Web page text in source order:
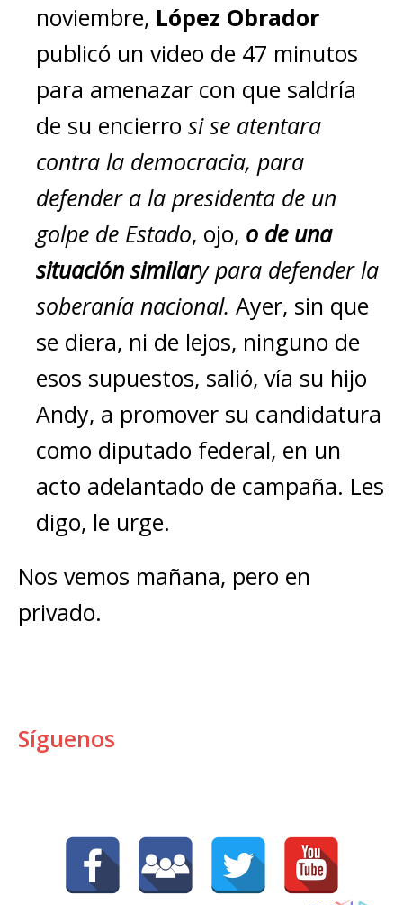
noviembre, López Obrador
publicó un video de 47 minutos
para amenazar con que saldría
de su encierro si se atentara
contra la democracia, para
defender a la presidenta de un
golpe de Estado, ojo, o de una
situación similary para defender la
soberanía nacional. Ayer, sin que
se diera, ni de lejos, ninguno de
esos supuestos, salió, vía su hijo
Andy, a promover su candidatura
como diputado federal, en un
acto adelantado de campaña. Les
digo, le urge.
Nos vemos mañana, pero en
privado.
Síguenos